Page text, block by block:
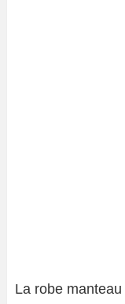
La robe manteau